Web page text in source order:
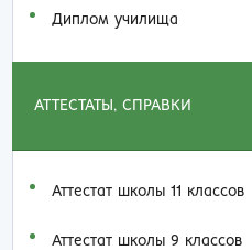
Диплом училища
АТТЕСТАТЫ, СПРАВКИ
Аттестат школы 11 классов
Аттестат школы 9 классов